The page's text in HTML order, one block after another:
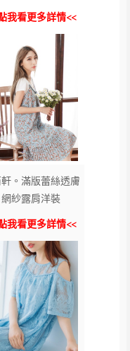
我看更多詳情<<
。滿版蕾絲透膚
網紗露肩洋裝
我看更多詳情<<